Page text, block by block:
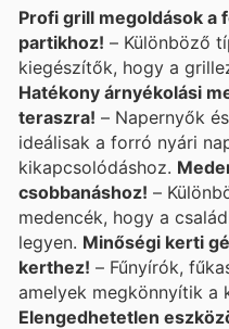
Profi grill megoldások
partikhoz! – Különböző
kiegészítők, hogy a
Hatékony árnyékolási
teraszra! – Napernyők
ideálisak a forró nyári
kikapcsolódáshoz.
csobbanáshoz! –
medencék, hogy a
legyen. Minőségi kerti
kerthez! – Fűnyírók,
amelyek megkönnyítik a
Elengedhetetlen